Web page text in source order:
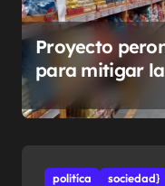
Proyecto
para mitigar
municipales
politíca sociedad}